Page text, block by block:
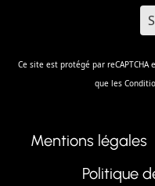
Ce site est protégé par reCAPTCHA
que les
Mentions légales
Politique